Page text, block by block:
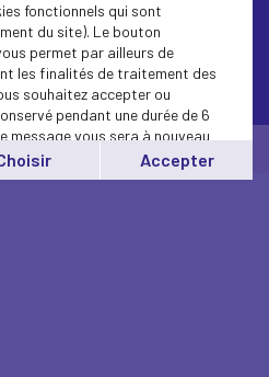
nous
fonctionnels qui sont
du site). Le bouton
permet par ailleurs de
les finalités de traitement des
souhaitez accepter ou
pendant une durée de 6
message vous sera à nouveau
choix à tout moment en
Accepter